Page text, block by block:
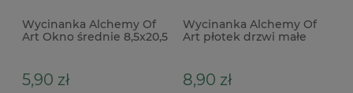
Wycinanka Alchemy Of
Art Okno średnie 8,5x20,5
5,90 zł
Wycinanka Alchemy Of
Art płotek drzwi małe
8,90 zł